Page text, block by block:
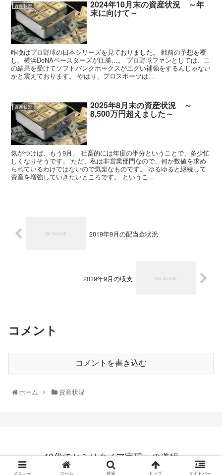
資産状況 2024年10月末の資産状況 ～年
末に向けて～
昨晩はプロ野球の日本シリーズを見ておりました。 戦前の予想を覆
し、横浜DeNAベースターズが圧勝…。 プロ野球ファンとしては、こ
の結果を受けてソフトバンクホークスがエグい補強をするんじゃない
かと震えております。 やはり、プロスポーツは...
資産状況 2025年8月末の資産状況 ～
8,500万円超えました～
気がつけば、もう9月。 社畜的には年度の半分ということで、多少忙
しくなりそうです。 ただ、私は非営業部門なので、何か数値を求め
られているわけではないので気楽なものです。 ゆるゆると継続して
資産を増強していきたいところです。 というこ...
2019年9月の配当金状況
2019年9月の収支
コメント
コメントを書き込む
ホーム 資産状況
40代でセミリタイア実現への道程
© 2019 40代でセミリタイア実現への道程.
メニュー ホーム 検索 トップ サイドバー